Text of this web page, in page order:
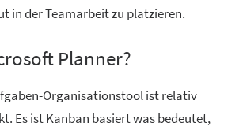
in der Teamarbeit zu platzieren.
Planner?
Organisationstool ist relativ
Es ist Kanban basiert was bedeutet,